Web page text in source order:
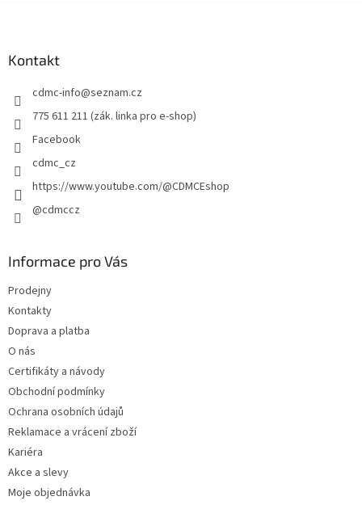
Kontakt
cdmc-info@seznam.cz
775 611 211 (zák. linka pro e-shop)
Facebook
cdmc_cz
https://www.youtube.com/@CDMCEshop
@cdmccz
Informace pro Vás
Prodejny
Kontakty
Doprava a platba
O nás
Certifikáty a návody
Obchodní podmínky
Ochrana osobních údajů
Reklamace a vrácení zboží
Kariéra
Akce a slevy
Moje objednávka